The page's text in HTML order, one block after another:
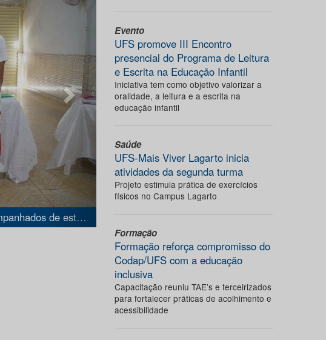
Evento
UFS promove III Encontro
presencial do Programa de Leitura
e Escrita na Educação Infantil
Iniciativa tem como objetivo valorizar a
oralidade, a leitura e a escrita na
educação infantil
Saúde
UFS-Mais Viver Lagarto inicia
atividades da segunda turma
Projeto estimula prática de exercícios
físicos no Campus Lagarto
Formação
Formação reforça compromisso do
Codap/UFS com a educação
inclusiva
Capacitação reuniu TAE’s e terceirizados
para fortalecer práticas de acolhimento e
acessibilidade